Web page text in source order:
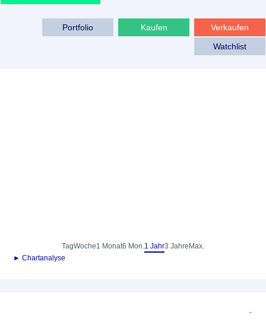
Verkaufen
Kaufen
Portfolio
Watchlist
TagWoche1 Monat6 Mon.1 Jahr3 Jahre Max.
► Chartanalyse
-